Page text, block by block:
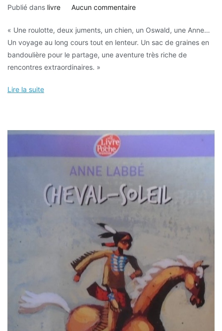
Publié dans livre Aucun commentairesur
Caha
« Une roulotte, deux juments, un chien, un Oswald, une Anne…
Un voyage au long cours tout en lenteur. Un sac de graines en
bandoulière pour le partage, une aventure très riche de
rencontres extraordinaires. »
Lire la suite